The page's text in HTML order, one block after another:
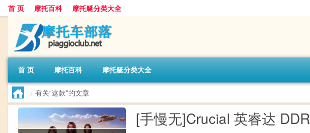
首 页 摩托百科 摩托艇分类大全
首 页 摩托百科 摩托艇分类大全
> 有关“这款”的文章
[手慢无]Crucial 英睿达